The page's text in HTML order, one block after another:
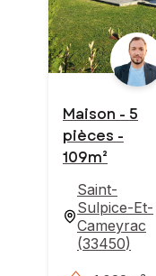
Maison - 5
pièces -
109m²
Saint-
Sulpice-Et-
Cameyrac
(33450)